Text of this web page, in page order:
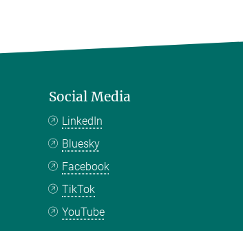
Social Media
LinkedIn
Bluesky
Facebook
TikTok
YouTube